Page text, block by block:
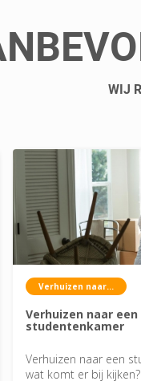
WIJ
Verhuizen naar...
Verhuizen naar een
studentenkamer
Verhuizen naar een
wat komt er bij kijken?